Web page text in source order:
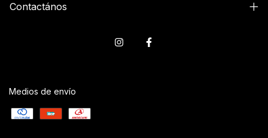
Contactános
Medios de envío